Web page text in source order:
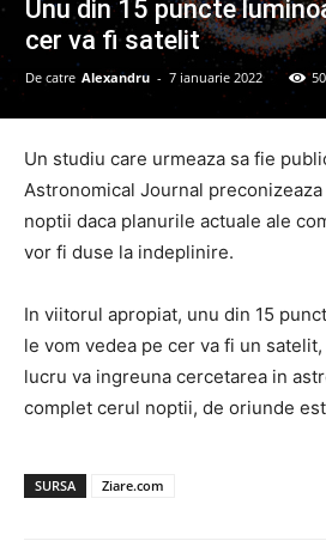
Unu din 15 puncte
cer va fi satelit
De catre Alexandru - 7 ianuarie 2022
Un studiu care urmeaza sa fie
Astronomical Journal
noptii daca planurile actuale ale
vor fi duse la indeplinire.
In viitorul apropiat, unu din 15
le vom vedea pe cer va fi un
lucru va ingreuna cercetarea in
complet cerul noptii, de oriunde
SURSA Ziare.com